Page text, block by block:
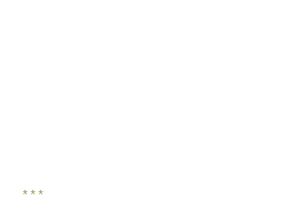
* * *